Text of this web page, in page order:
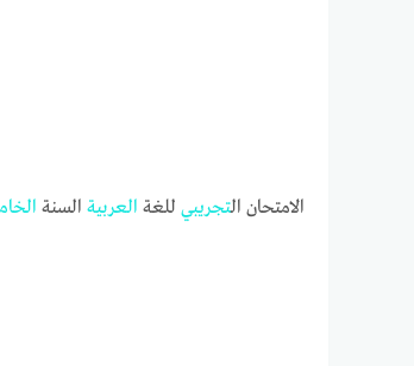
الامتحان التجريبي للغة العربية السنة